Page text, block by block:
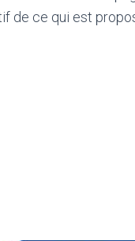
de ce qui est